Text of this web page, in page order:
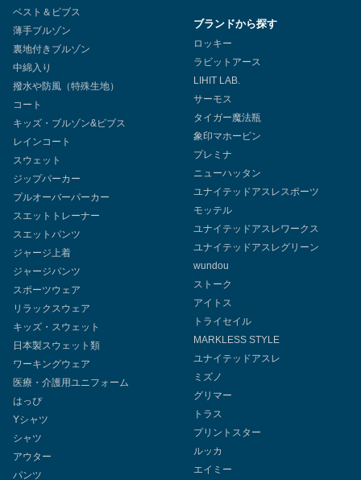
ベスト＆ビブス
薄手ブルゾン
裏地付きブルゾン
中綿入り
撥水や防風（特殊生地）
コート
キッズ・ブルゾン&ビブス
レインコート
スウェット
ジップパーカー
プルオーバーパーカー
スエットトレーナー
スエットパンツ
ジャージ上着
ジャージパンツ
スポーツウェア
リラックスウェア
キッズ・スウェット
日本製スウェット類
ワーキングウェア
医療・介護用ユニフォーム
はっぴ
Yシャツ
シャツ
アウター
パンツ
ブランドから探す
ロッキー
ラビットアース
LIHIT LAB.
サーモス
タイガー魔法瓶
象印マホービン
プレミナ
ニューハッタン
ユナイテッドアスレスポーツ
モッテル
ユナイテッドアスレワークス
ユナイテッドアスレグリーン
wundou
ストーク
アイトス
トライセイル
MARKLESS STYLE
ユナイテッドアスレ
ミズノ
グリマー
トラス
プリントスター
ルッカ
エイミー